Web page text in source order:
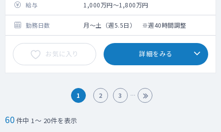
給与 1,000万円～1,800万円
勤務日数 月～土（週5.5日） ※週40時間調整
お気に入り 詳細をみる
1 2 3
60 件中 1～ 20件を表示